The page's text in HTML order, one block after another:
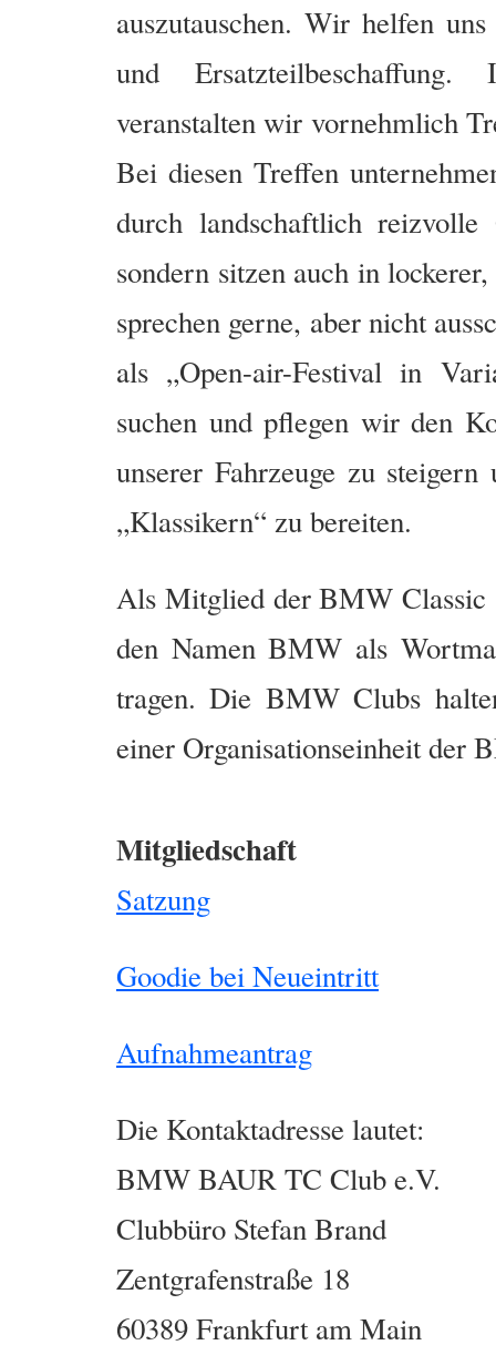
auszutauschen. Wir helfen
und
veranstalten wir vornehmlich
Bei diesen Treffen
durch landschaftlich reizvolle
sondern sitzen auch in
sprechen gerne, aber nicht
als „Open-air-Festival in
suchen und pflegen wir den
unserer Fahrzeuge zu
„Klassikern“ zu bereiten.
Als Mitglied der BMW Classic
den Namen BMW als
tragen. Die BMW Clubs
einer Organisationseinheit der
Mitgliedschaft
Satzung
Goodie bei Neueintritt
Aufnahmeantrag
Die Kontaktadresse lautet:
BMW BAUR TC Club e.V.
Clubbüro Stefan Brand
Zentgrafenstraße 18
60389 Frankfurt am Main